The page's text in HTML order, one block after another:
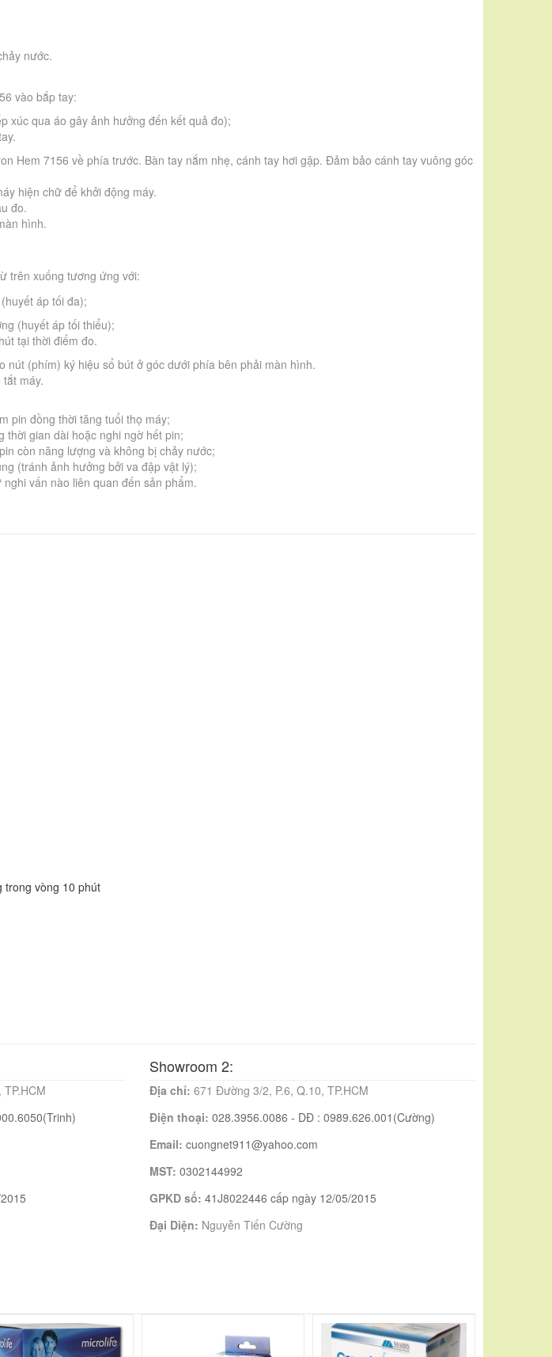
nước.
vào bắp tay:
xúc qua áo gây ảnh hưởng đến kết quả đo);
Hem 7156 về phía trước. Bàn tay nắm nhẹ, cánh tay hơi gập. Đảm bảo cánh tay vuông góc
hiện chữ để khởi động máy.
đo.
hình.
trên xuống tương ứng với:
áp tối đa);
(huyết áp tối thiểu);
tại thời điểm đo.
nút (phím) ký hiệu sổ bút ở góc dưới phía bên phải màn hình.
máy.
pin đồng thời tăng tuổi thọ máy;
thời gian dài hoặc nghi ngờ hết pin;
còn năng lượng và không bị chảy nước;
(tránh ảnh hưởng bởi va đập vật lý);
vấn nào liên quan đến sản phẩm.
trong vòng 10 phút
Showroom 2:
Địa chỉ: 671 Đường 3/2, P.6, Q.10, TP.HCM
Điện thoại: 028.3956.0086 - DĐ : 0989.626.001(Cường)
Email: cuongnet911@yahoo.com
MST: 0302144992
GPKD số: 41J8022446 cấp ngày 12/05/2015
Đại Diện: Nguyễn Tiến Cường